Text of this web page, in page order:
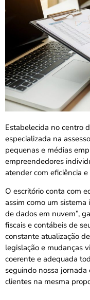
Estabelecida no centro
especializada na
pequenas e médias
empreendedores
atender com eficiência
O escritório conta com
assim como um
de dados em nuvem”,
fiscais e contábeis de
constante atualização
legislação e mudanças
coerente e adequada
seguindo nossa
clientes na mesma